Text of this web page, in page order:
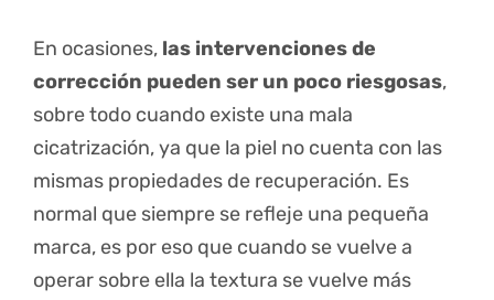
En ocasiones, las intervenciones de
corrección pueden ser un poco riesgosas,
sobre todo cuando existe una mala
cicatrización, ya que la piel no cuenta con las
mismas propiedades de recuperación. Es
normal que siempre se refleje una pequeña
marca, es por eso que cuando se vuelve a
operar sobre ella la textura se vuelve más